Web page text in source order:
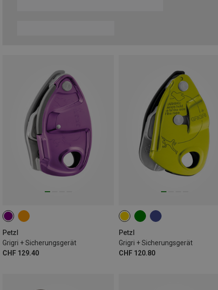
Petzl
Grigri + Sicherungsgerät
CHF 129.40
Petzl
Grigri + Sicherungsgerät
CHF 120.80